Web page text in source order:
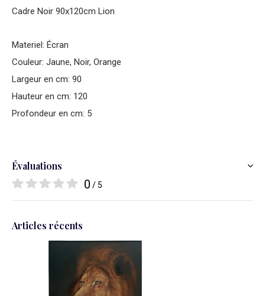
Cadre Noir 90x120cm Lion
Materiel: Écran
Couleur: Jaune, Noir, Orange
Largeur en cm: 90
Hauteur en cm: 120
Profondeur en cm: 5
Évaluations
0 / 5
Articles récents